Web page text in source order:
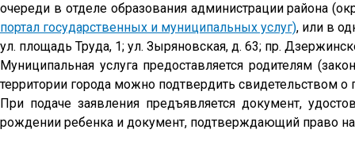
очереди в отделе образования администрации района
портал государственных и муниципальных услуг), или в
ул. площадь Труда, 1; ул. Зыряновская, д. 63; пр.
Муниципальная услуга предоставляется родителям
территории города можно подтвердить свидетельством о
При подаче заявления предъявляется документ,
рождении ребенка и документ, подтверждающий право